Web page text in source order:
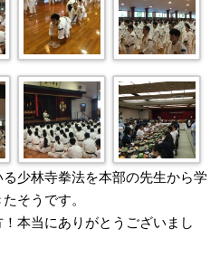
少林寺拳法を本部の先生から学
そうです。
本当にありがとうございまし